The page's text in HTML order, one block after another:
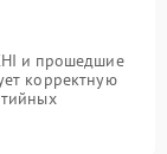
и прошедшие
корректную